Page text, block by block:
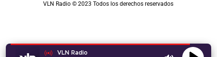
VLN Radio
VLN Radio © 2023 Todos los derechos reservados